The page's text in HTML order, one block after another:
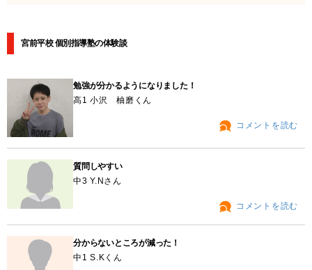
宮前平校 個別指導塾の体験談
勉強が分かるようになりました！
高1 小沢 柚磨くん
コメントを読む
質問しやすい
中3 Y.Nさん
コメントを読む
分からないところが減った！
中1 S.Kくん